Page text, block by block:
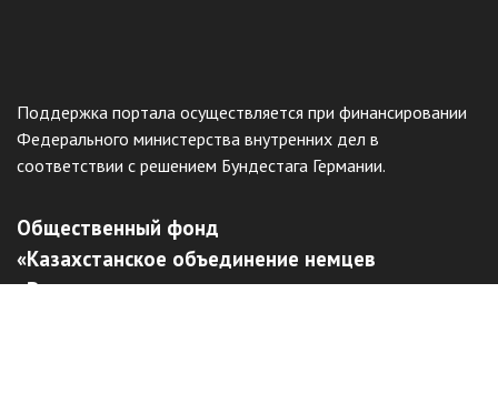
Поддержка портала осуществляется при финансировании
Федерального министерства внутренних дел в
соответствии с решением Бундестага Германии.
Общественный фонд
«Казахстанское объединение немцев
«Возрождение»